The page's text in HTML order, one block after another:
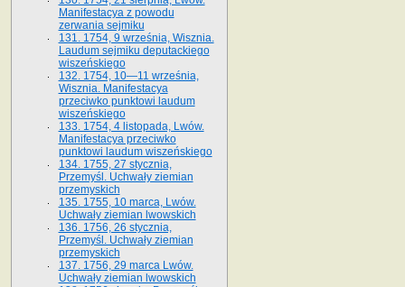
Manifestacya z powodu
zerwania sejmiku
131. 1754, 9 września, Wisznia.
Laudum sejmiku deputackiego
wiszeńskiego
132. 1754, 10—11 września,
Wisznia. Manifestacya
przeciwko punktowi laudum
wiszeńskiego
133. 1754, 4 listopada, Lwów.
Manifestacya przeciwko
punktowi laudum wiszeńskiego
134. 1755, 27 stycznia,
Przemyśl. Uchwały ziemian
przemyskich
135. 1755, 10 marca, Lwów.
Uchwały ziemian lwowskich
136. 1756, 26 stycznia,
Przemyśl. Uchwały ziemian
przemyskich
137. 1756, 29 marca Lwów.
Uchwały ziemian lwowskich